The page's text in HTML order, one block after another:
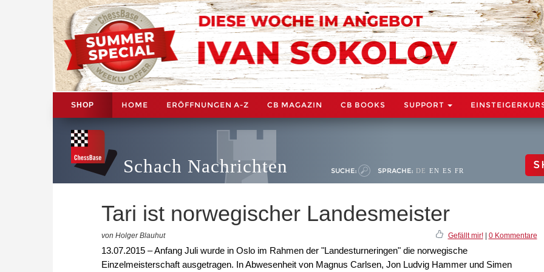
SHOP HOME ERÖFFNUNGEN A-Z CB MAGAZIN CB BOOKS SUPPORT
Schach Nachrichten SUCHE: SPRACHE: DE EN ES FR
Tari ist norwegischer Landesmeister
von Holger Blauhut Gefällt mir!| 0 Kommentare
13.07.2015 – Anfang Juli wurde in Oslo im Rahmen der "Landesturneringen" die norwegische
Einzelmeisterschaft ausgetragen. In Abwesenheit von Magnus Carlsen, Jon Ludvig Hammer und Simen